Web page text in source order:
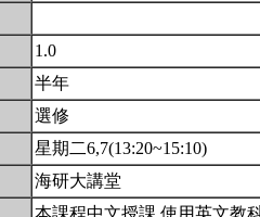
1.0
半年
選修
星期二6,7(13:20~15:10)
海研大講堂
本課程中文授課,使用英文教